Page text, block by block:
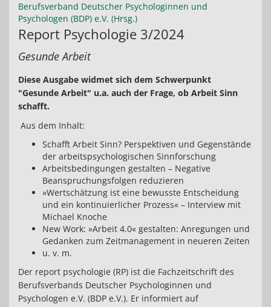
Berufsverband Deutscher Psychologinnen und
Psychologen (BDP) e.V. (Hrsg.)
Report Psychologie 3/2024
Gesunde Arbeit
Diese Ausgabe widmet sich dem Schwerpunkt
"Gesunde Arbeit" u.a. auch der Frage, ob Arbeit Sinn
schafft.
Aus dem Inhalt:
Schafft Arbeit Sinn? Perspektiven und Gegenstände
der arbeitspsychologischen Sinnforschung
Arbeitsbedingungen gestalten – Negative
Beanspruchungsfolgen reduzieren
»Wertschätzung ist eine bewusste Entscheidung
und ein kontinuierlicher Prozess« – Interview mit
Michael Knoche
New Work: »Arbeit 4.0« gestalten: Anregungen und
Gedanken zum Zeitmanagement in neueren Zeiten
u. v. m.
Der report psychologie (RP) ist die Fachzeitschrift des
Berufsverbands Deutscher Psychologinnen und
Psychologen e.V. (BDP e.V.). Er informiert auf